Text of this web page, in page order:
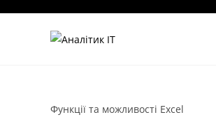
Функції та можливості Excel